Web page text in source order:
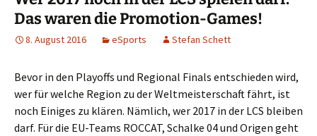
Das waren die Promotion-Games!
8. August 2016 eSports Stefan Schett
Bevor in den Playoffs und Regional Finals entschieden wird,
wer für welche Region zu der Weltmeisterschaft fährt, ist
noch Einiges zu klären. Nämlich, wer 2017 in der LCS bleiben
darf. Für die EU-Teams ROCCAT, Schalke 04 und Origen geht